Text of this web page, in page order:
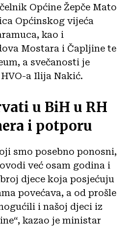
Općine Žepče Mato
Općinskog vijeća
kao i
Mostara i Čapljine te
a svečanosti je
a Ilija Nakić.
u BiH u RH
i potporu
smo posebno ponosni,
već osam godina i
djece koja posjećuju
povećava, a od prošle
i našoj djeci iz
kazao je ministar